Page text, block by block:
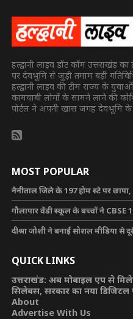
हल्द्वानी लाइव डॉट कॉम उत्तराखंड
पर देवभूमि से जुड़ी तमाम बड़ी
हल्द्वानी लाइव की टीम राज्य के
कामयाबी लोगों के सामने लाने की
पोर्टल ने अपनी खास जगह देवभूमि के
MOST POPULAR
नैनीताल जिले के 197 होम स्टे पर
गौलापार वेंडी स्कूल के बच्चों ने CBSE
दीश्रा जोशी ने बनाई सोशल मीडिया से
QUICK LINKS
उत्तराखंड: अब मोबाइल एप से
सिलेबस, सरकार का नया डिजिटल
About
Advertise With Us